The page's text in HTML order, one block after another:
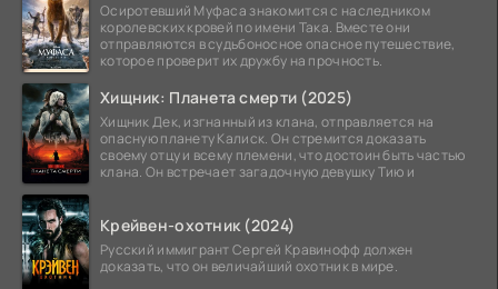
Осиротевший Муфаса знакомится с наследником
королевских кровей по имени Така. Вместе они
отправляются в судьбоносное опасное путешествие,
которое проверит их дружбу на прочность.
Хищник: Планета смерти (2025)
Хищник Дек, изгнанный из клана, отправляется на
опасную планету Калиск. Он стремится доказать
своему отцу и всему племени, что достоин быть частью
клана. Он встречает загадочную девушку Тию и
Крейвен-охотник (2024)
Русский иммигрант Сергей Кравинофф должен
доказать, что он величайший охотник в мире.